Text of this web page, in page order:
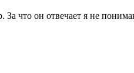
За что он отвечает я не